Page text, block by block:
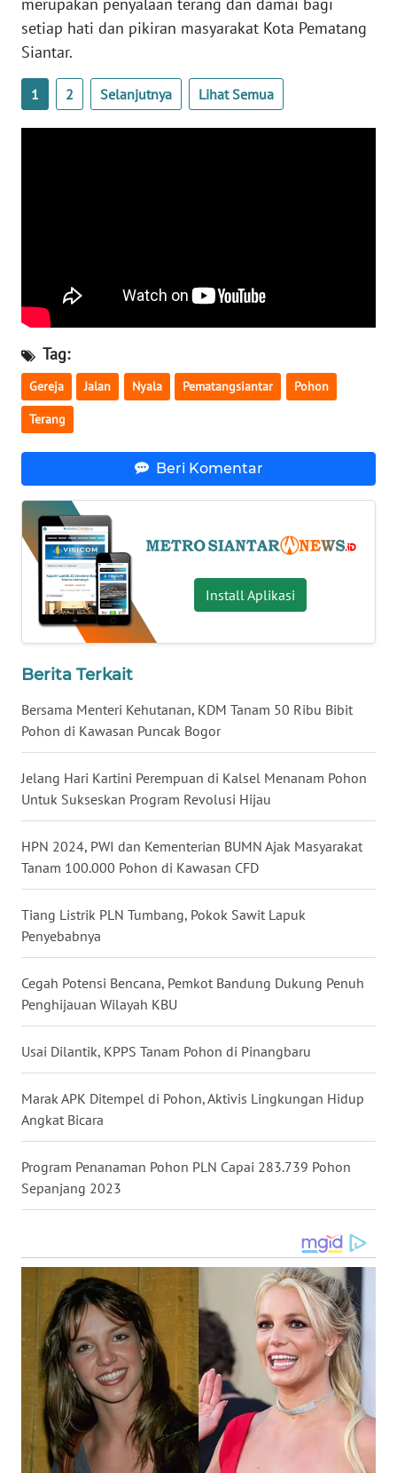
merupakan penyalaan terang dan damai bagi
setiap hati dan pikiran masyarakat Kota Pematang
Siantar.
1 2 Selanjutnya Lihat Semua
Tag:
Gereja Jalan Nyala Pematangsiantar Pohon
Terang
Beri Komentar
Install Aplikasi
Berita Terkait
Bersama Menteri Kehutanan, KDM Tanam 50 Ribu Bibit
Pohon di Kawasan Puncak Bogor
Jelang Hari Kartini Perempuan di Kalsel Menanam Pohon
Untuk Sukseskan Program Revolusi Hijau
HPN 2024, PWI dan Kementerian BUMN Ajak Masyarakat
Tanam 100.000 Pohon di Kawasan CFD
Tiang Listrik PLN Tumbang, Pokok Sawit Lapuk
Penyebabnya
Cegah Potensi Bencana, Pemkot Bandung Dukung Penuh
Penghijauan Wilayah KBU
Usai Dilantik, KPPS Tanam Pohon di Pinangbaru
Marak APK Ditempel di Pohon, Aktivis Lingkungan Hidup
Angkat Bicara
Program Penanaman Pohon PLN Capai 283.739 Pohon
Sepanjang 2023
NUSANTARA
WN
JOGJA
WN
WN
WN
KALTARA
WN
WN
KALTIM
WN
SULSEL
GORONTALO
WN
SULUT
WN
MALUKU
WN
MALUT
WN
DAIRI
WN
DANAU
WN
TAPANULI
TANJUNG
LESUNG
WN
KARO
WN
SIMALUNGUN